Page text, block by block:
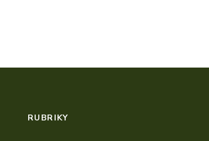
RUBRIKY